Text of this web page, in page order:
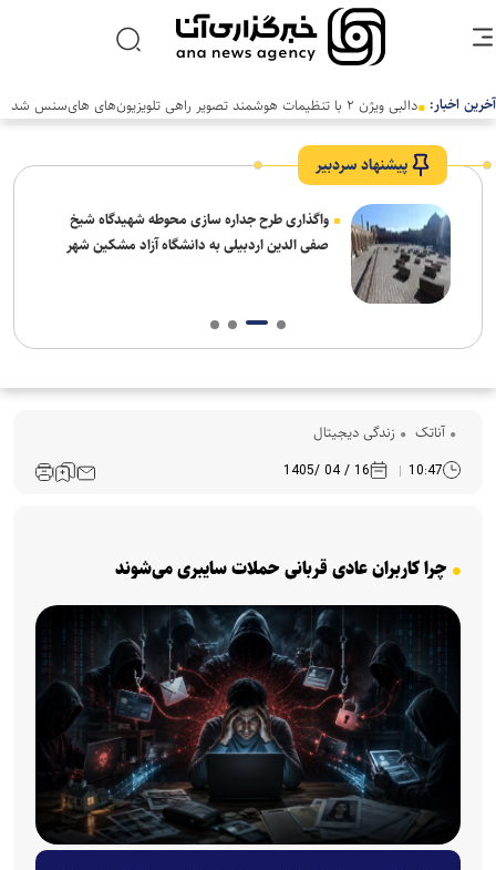
آخرین اخبار: دالبی ویژن ۲ با تنظیمات هوشمند تصویر راهی تلویزیون‌های های‌سنس شد
پیشنهاد سردبیر
واگذاری طرح جداره سازی محوطه شهیدگاه شیخ
صفی الدین اردبیلی به دانشگاه آزاد مشکین شهر
آناتک زندگی دیجیتال
10:47
16 / 04 /1405
چرا کاربران عادی قربانی حملات سایبری می‌شوند